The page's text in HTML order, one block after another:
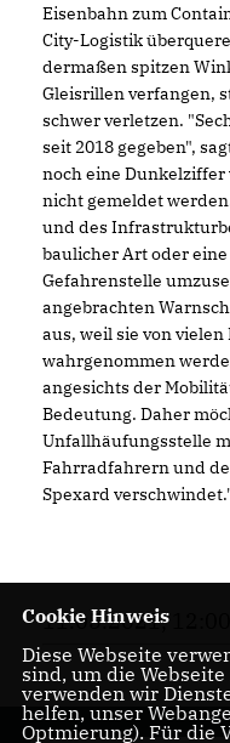
Eisenbahn zum
City-Logistik
dermaßen spitzen
Gleisrillen verfangen,
schwer verletzen.
seit 2018 gegeben",
noch eine Dunkelziffer
nicht gemeldet
und des
baulicher Art oder
Gefahrenstelle
angebrachten
aus, weil sie von
wahrgenommen
angesichts der
Bedeutung. Daher
Unfallhäufungsstelle
Fahrradfahrern und
Spexard
11.05.2021, 12:00
Cookie Hinweis
Diese Webseite
sind, um die
verwenden wir
helfen, unser
Optmierung). Für die